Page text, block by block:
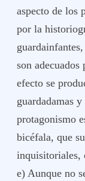
aspecto de los
por la
son
efecto se
guardadamas
protagonismo
bicéfala, que
inquisitoriales,
e) Aunque no